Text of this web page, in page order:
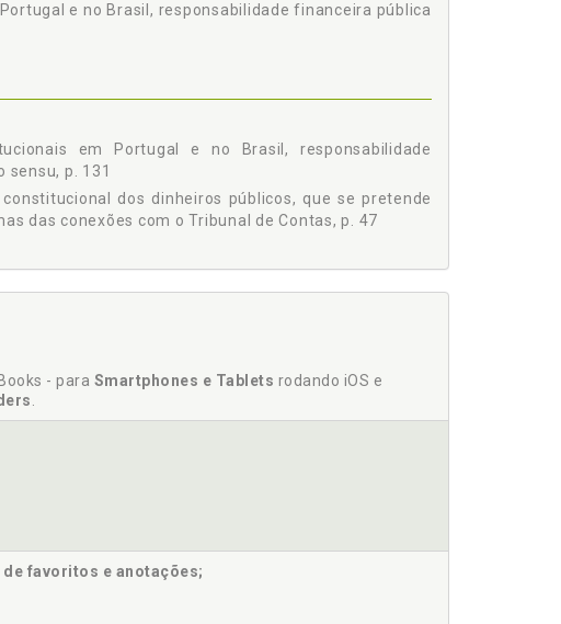
e no Brasil, responsabilidade financeira pública
em Portugal e no Brasil, responsabilidade
p. 131
dos dinheiros públicos, que se pretende
das conexões com o Tribunal de Contas, p. 47
financeiro público, p. 29
público, p. 29
dos dinheiros públicos, que se pretende que
conexões com o Tribunal de Contas, p. 47
- para Smartphones e Tablets rodando iOS e
.
favoritos e anotações;